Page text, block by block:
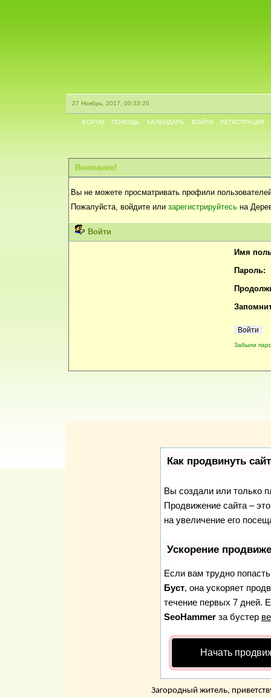
27 Ноябрь, 2017, 00:33:20
ФОРУМ ПОМОЩЬ КАЛЕНДАРЬ ВОЙТИ РЕГИСТРАЦИЯ
Внимание!
Вы не можете просматривать профили
Пожалуйста, войдите или зарегистрируйтесь на
Войти
Имя
Пароль:
Забыли
Как продвинуть
Вы создали или только
Продвижение сайта –
на увеличение его
Ускорение
Если вам трудно
Буст, она ускоряет
течение первых 7 дней.
SeoHammer за бустер
Начать
Загородный житель,